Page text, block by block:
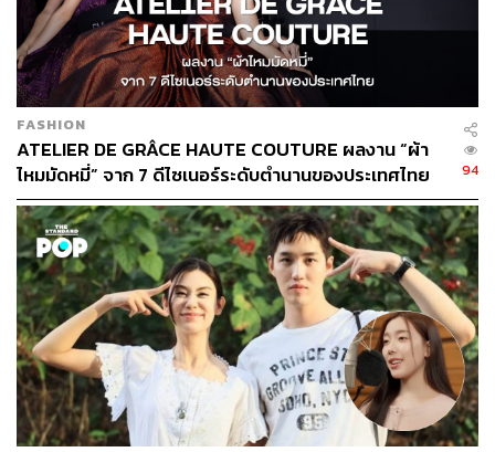
FASHION
ATELIER DE GRÂCE HAUTE COUTURE ผลงาน “ผ้า
ไหมมัดหมี่” จาก 7 ดีไซเนอร์ระดับตำนานของประเทศไทย
94